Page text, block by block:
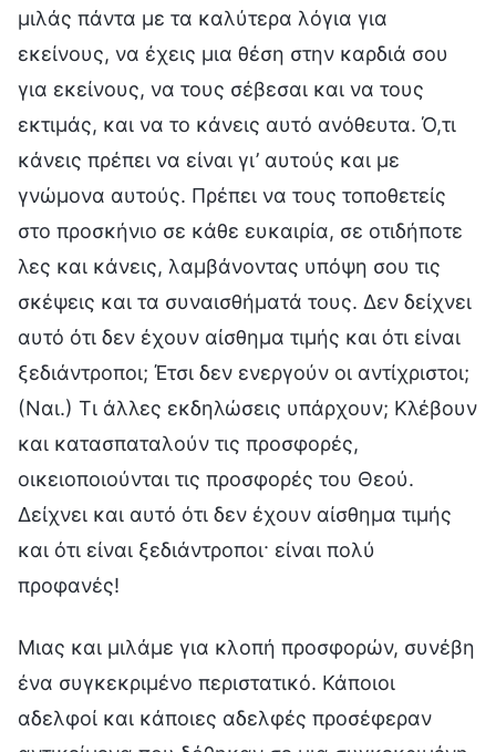
μιλάς πάντα με τα καλύτερα λόγια για
εκείνους, να έχεις μια θέση στην καρδιά σου
για εκείνους, να τους σέβεσαι και να τους
εκτιμάς, και να το κάνεις αυτό ανόθευτα. Ό,τι
κάνεις πρέπει να είναι γι’ αυτούς και με
γνώμονα αυτούς. Πρέπει να τους τοποθετείς
στο προσκήνιο σε κάθε ευκαιρία, σε οτιδήποτε
λες και κάνεις, λαμβάνοντας υπόψη σου τις
σκέψεις και τα συναισθήματά τους. Δεν δείχνει
αυτό ότι δεν έχουν αίσθημα τιμής και ότι είναι
ξεδιάντροποι; Έτσι δεν ενεργούν οι αντίχριστοι;
(Ναι.) Τι άλλες εκδηλώσεις υπάρχουν; Κλέβουν
και κατασπαταλούν τις προσφορές,
οικειοποιούνται τις προσφορές του Θεού.
Δείχνει και αυτό ότι δεν έχουν αίσθημα τιμής
και ότι είναι ξεδιάντροποι· είναι πολύ
προφανές!
Μιας και μιλάμε για κλοπή προσφορών, συνέβη
ένα συγκεκριμένο περιστατικό. Κάποιοι
αδελφοί και κάποιες αδελφές προσέφεραν